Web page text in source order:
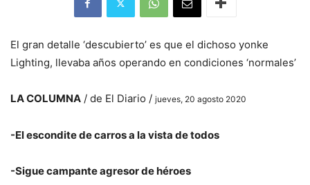
El gran detalle ‘descubierto’ es que el dichoso yonke
Lighting, llevaba años operando en condiciones ‘normales’
LA COLUMNA / de El Diario / jueves, 20 agosto 2020
-El escondite de carros a la vista de todos
-Sigue campante agresor de héroes